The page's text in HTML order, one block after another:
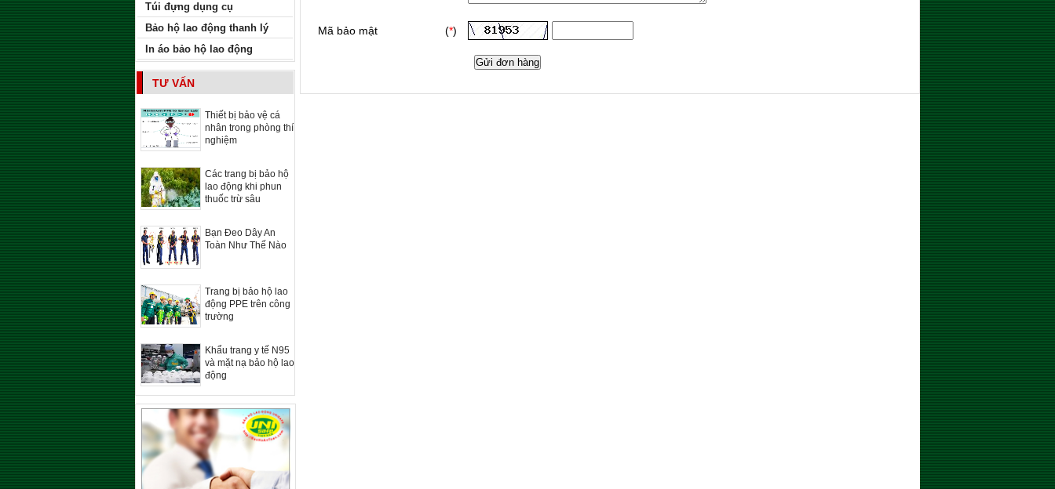
Túi đựng dụng cụ
Bảo hộ lao động thanh lý
In áo bảo hộ lao động
TƯ VẤN
Thiết bị bảo vệ cá
nhân trong phòng thí
nghiệm
Các trang bị bảo hộ
lao động khi phun
thuốc trừ sâu
Bạn Đeo Dây An
Toàn Như Thế Nào
Trang bị bảo hộ lao
động PPE trên công
trường
Khẩu trang y tế N95
và mặt nạ bảo hộ lao
động
Mã bảo mật (*)